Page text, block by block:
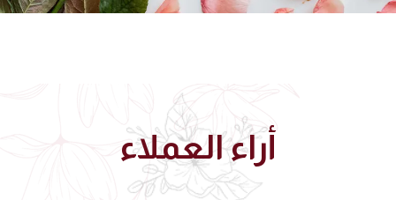
أراء العملاء